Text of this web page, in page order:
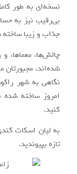
نسخه‌ای به طور
بی‌رقیب نیز به
جذاب و زیبا
چالش‌ها، معماها،
شده‌اند،
نگاهی به شهر
امروز ساخته شده
کنید.
به لیان اسکات
تازه بپیوندید.